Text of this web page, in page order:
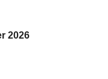
2026